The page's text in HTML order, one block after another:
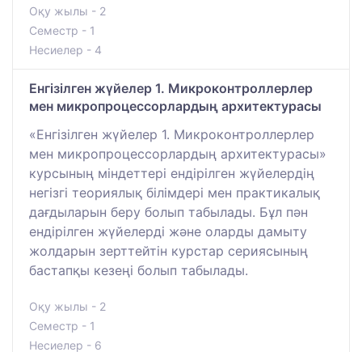
Оқу жылы - 2
Семестр - 1
Несиелер - 4
Енгізілген жүйелер 1. Микроконтроллерлер
мен микропроцессорлардың архитектурасы
«Енгізілген жүйелер 1. Микроконтроллерлер
мен микропроцессорлардың архитектурасы»
курсының міндеттері ендірілген жүйелердің
негізгі теориялық білімдері мен практикалық
дағдыларын беру болып табылады. Бұл пән
ендірілген жүйелерді және оларды дамыту
жолдарын зерттейтін курстар сериясының
бастапқы кезеңі болып табылады.
Оқу жылы - 2
Семестр - 1
Несиелер - 6